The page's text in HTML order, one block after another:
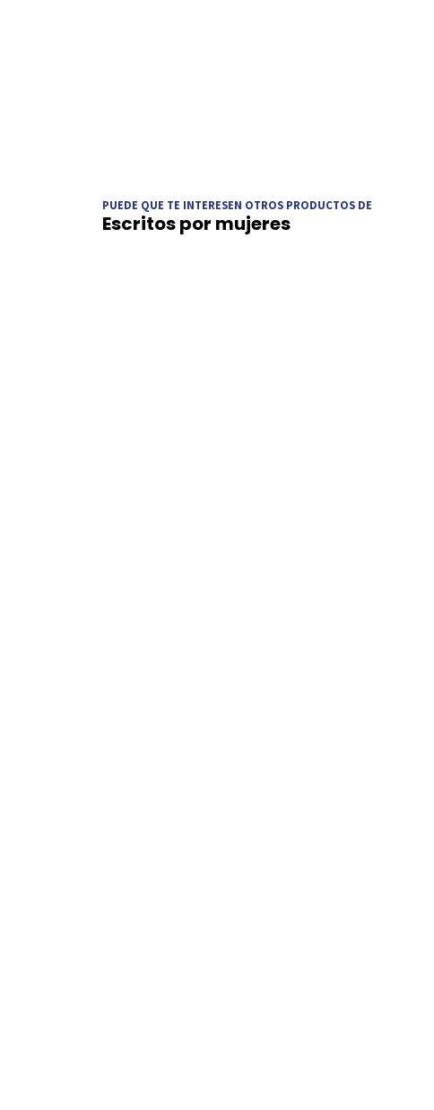
PUEDE QUE TE INTERESEN OTROS PRODUCTOS DE
Escritos por mujeres